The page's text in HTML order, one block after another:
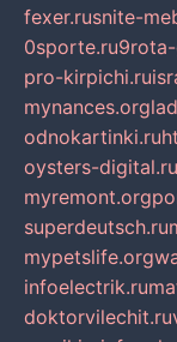
fexer.rusnite-
0sporte.ru
pro-kirpichi.ru
mynances.org
odnokartinki.ru
oysters-digital.ru
myremont.org
superdeutsch.ru
mypetslife.org
infoelectrik.ru
doktorvilechit.ru